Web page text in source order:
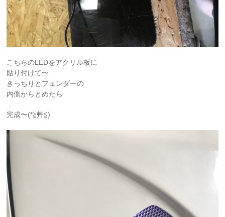
こちらのLEDをアクリル板に
貼り付けて〜
きっちりとフェンダーの
内側からとめたら
完成〜(*≧艸≦)